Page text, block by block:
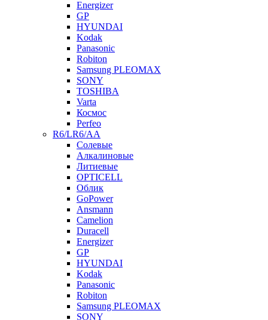
Energizer
GP
HYUNDAI
Kodak
Panasonic
Robiton
Samsung PLEOMAX
SONY
TOSHIBA
Varta
Космос
Perfeo
R6/LR6/AA
Солевые
Алкалиновые
Литиевые
OPTICELL
Облик
GoPower
Ansmann
Camelion
Duracell
Energizer
GP
HYUNDAI
Kodak
Panasonic
Robiton
Samsung PLEOMAX
SONY